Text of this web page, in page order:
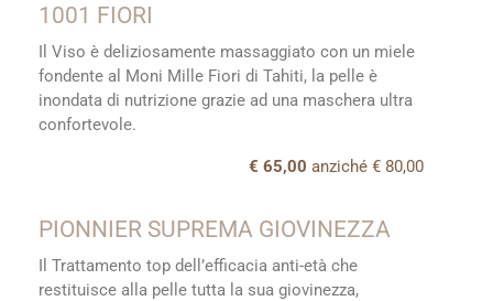
1001 FIORI
Il Viso è deliziosamente massaggiato con un miele
fondente al Moni Mille Fiori di Tahiti, la pelle è
inondata di nutrizione grazie ad una maschera ultra
confortevole.
€ 65,00 anziché € 80,00
PIONNIER SUPREMA GIOVINEZZA
Il Trattamento top dell’efficacia anti-età che
restituisce alla pelle tutta la sua giovinezza,